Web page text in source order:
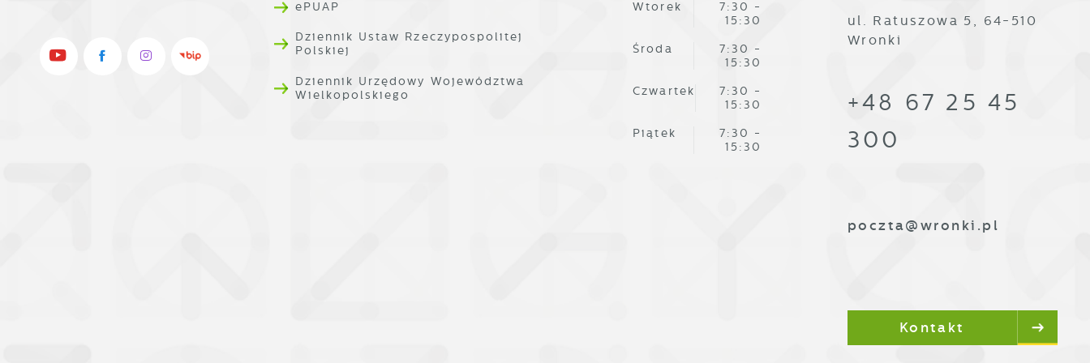
ePUAP
Dziennik Ustaw Rzeczypospolitej
Polskiej
Dziennik Urzędowy Województwa
Wielkopolskiego
Wtorek
7:30 -
15:30
Środa
7:30 -
15:30
Czwartek
7:30 -
15:30
Piątek
7:30 -
15:30
ul. Ratuszowa 5, 64-510
Wronki
+48 67 25 45
300
poczta@wronki.pl
Kontakt